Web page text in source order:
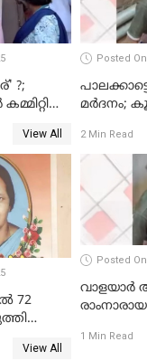
?;
View All
Posted
മര്‍ദനം;
അംഗ
2 Min Read
72
View All
Posted
വാളയാർ
1 Min Read